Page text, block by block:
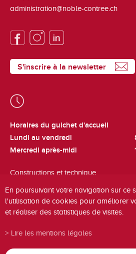
administration@noble-contree.ch
S'inscrire à la newsletter
Horaires du guichet d'accueil
Lundi au vendredi
Mercredi après-midi
Constructions et technique
Cadastre et fiscalité
En poursuivant votre navigation sur ce
l'utilisation de cookies pour améliorer
et réaliser des statistiques de visites.
Lire les mentions légales